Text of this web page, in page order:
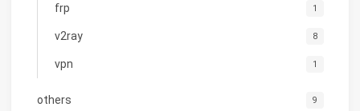
frp 1
v2ray 8
vpn 1
others 9